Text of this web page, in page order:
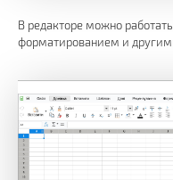
В редакторе можно
форматированием и